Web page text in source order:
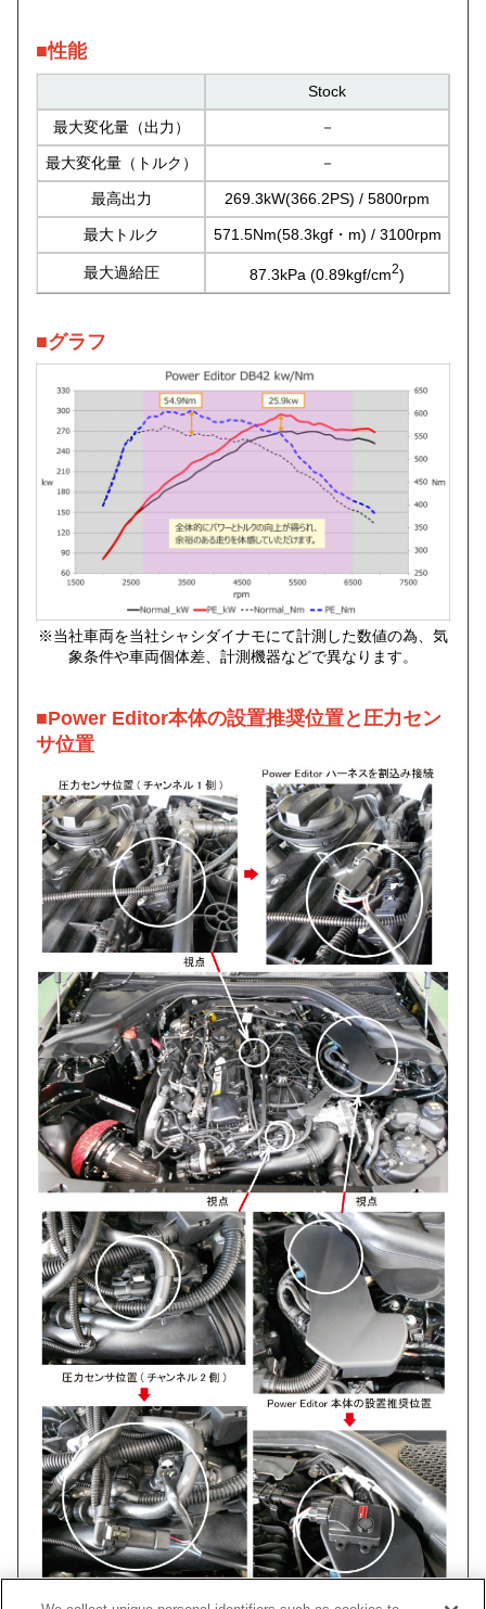
■性能
Stock
最大変化量（出力） －
最大変化量（トルク） －
最高出力 269.3kW(366.2PS) / 5800rpm
最大トルク 571.5Nm(58.3kgf・m) / 3100rpm
最大過給圧 87.3kPa (0.89kgf/cm2)
■グラフ
※当社車両を当社シャシダイナモにて計測した数値の為、気
象条件や車両個体差、計測機器などで異なります。
■Power Editor本体の設置推奨位置と圧力セン
サ位置